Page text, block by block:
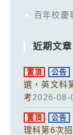
百年校慶
近期文章
置頂 公告
選，英文科
考2026-08-
置頂 公告
理科第6次